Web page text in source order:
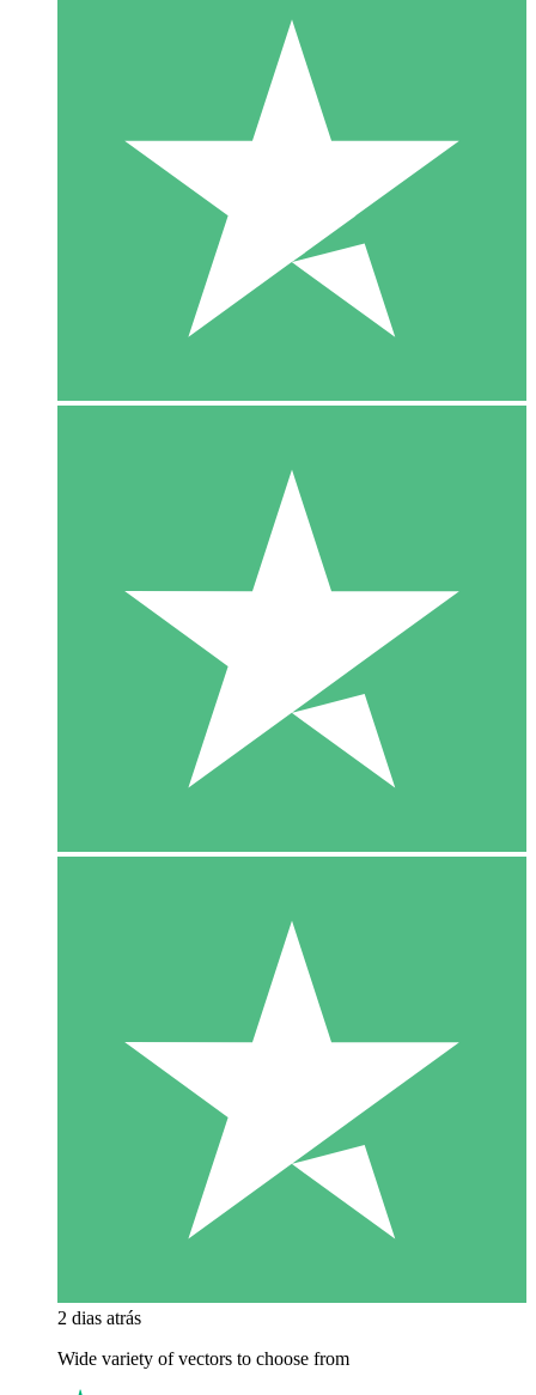
2 dias atrás
Wide variety of vectors to choose from